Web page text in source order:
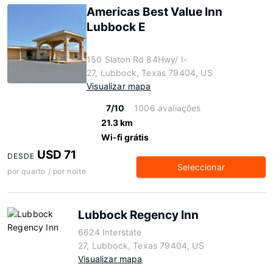
Americas Best Value Inn
Lubbock E
150 Slaton Rd 84Hwy/ I-
27, Lubbock, Texas 79404, US
Visualizar mapa
7/10
1006 avaliações
21.3 km
Wi-fi grátis
DESDE USD 71
por quarto / por noite Seleccionar
Lubbock Regency Inn
6624 Interstate
27, Lubbock, Texas 79404, US
Visualizar mapa